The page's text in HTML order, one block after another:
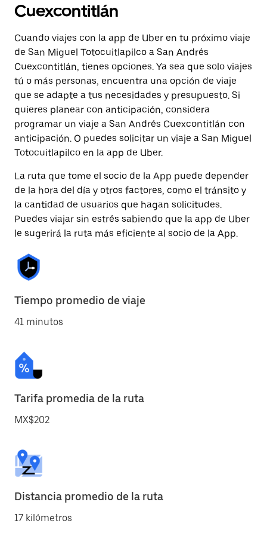
Cuexcontitlán
Cuando viajes con la app de Uber en tu próximo viaje
de San Miguel Totocuitlapilco a San Andrés
Cuexcontitlán, tienes opciones. Ya sea que solo viajes
tú o más personas, encuentra una opción de viaje
que se adapte a tus necesidades y presupuesto. Si
quieres planear con anticipación, considera
programar un viaje a San Andrés Cuexcontitlán con
anticipación. O puedes solicitar un viaje a San Miguel
Totocuitlapilco en la app de Uber.
La ruta que tome el socio de la App puede depender
de la hora del día y otros factores, como el tránsito y
la cantidad de usuarios que hagan solicitudes.
Puedes viajar sin estrés sabiendo que la app de Uber
le sugerirá la ruta más eficiente al socio de la App.
Tiempo promedio de viaje
41 minutos
Tarifa promedia de la ruta
MX$202
Distancia promedio de la ruta
17 kilómetros